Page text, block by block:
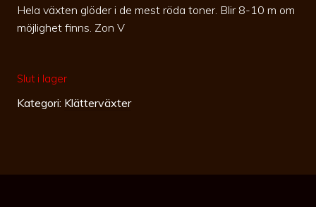
Hela växten glöder i de mest röda toner. Blir 8-10 m om
möjlighet finns. Zon V
Slut i lager
Kategori: Klätterväxter